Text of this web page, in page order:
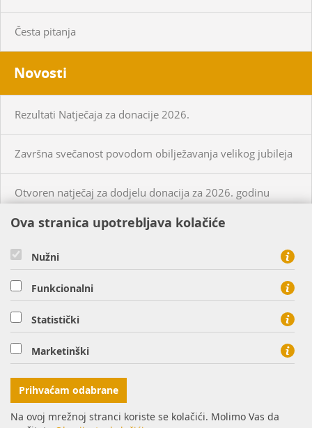
Česta pitanja
Novosti
Rezultati Natječaja za donacije 2026.
Završna svečanost povodom obilježavanja velikog jubileja
Otvoren natječaj za dodjelu donacija za 2026. godinu
KUPCI
CIJENE PLINA I USLUGA
HEP PLIN d.o.o. - član HEP grupe, Cara Hadrijana 7, 31000
Osijek
tel: 0800 8813, fax: 031 207 113
Ova stranica upotrebljava kolačiće
Nužni
Funkcionalni
Statistički
Marketinški
Prihvaćam odabrane
Na ovoj mrežnoj stranci koriste se kolačići. Molimo Vas da